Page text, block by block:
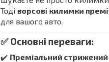
Тоді ворсові килимки
для вашого авто.
✅ Основні переваги:
✔️ Преміальний стрижений